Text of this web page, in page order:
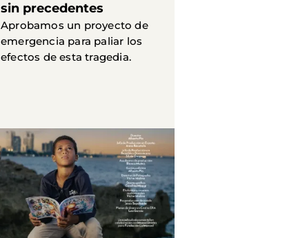
sin precedentes
Aprobamos un proyecto de
emergencia para paliar los
efectos de esta tragedia.